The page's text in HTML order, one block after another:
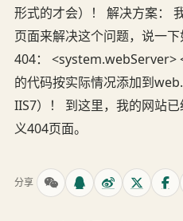
形式的才会）！ 解决方案：
页面来解决这个问题，说一
404： <system.webServer>
的代码按实际情况添加到
IIS7）！ 到这里，我的网站
义404页面。
分享